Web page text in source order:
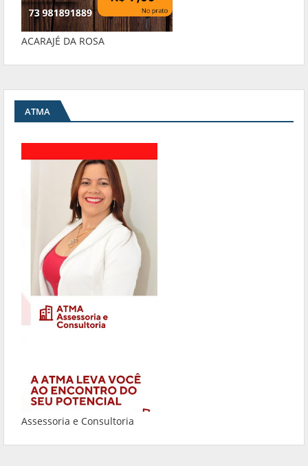
ACARAJÉ DA ROSA
ATMA
Assessoria e Consultoria